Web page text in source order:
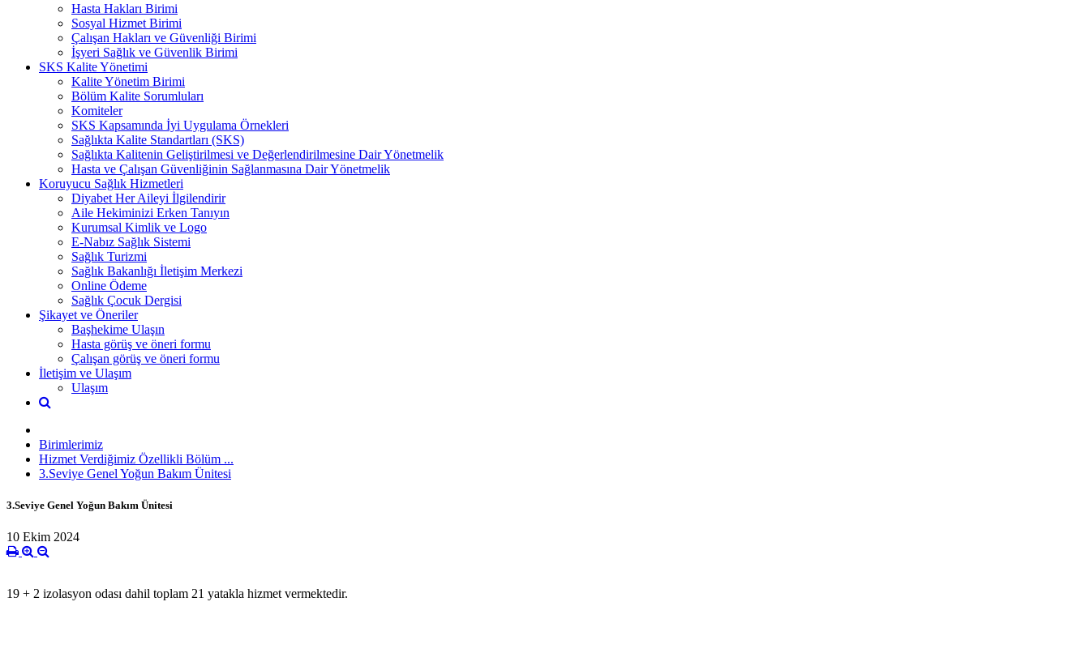
Hasta Hakları Birimi
Sosyal Hizmet Birimi
Çalışan Hakları ve Güvenliği Birimi
İşyeri Sağlık ve Güvenlik Birimi
SKS Kalite Yönetimi
Kalite Yönetim Birimi
Bölüm Kalite Sorumluları
Komiteler
SKS Kapsamında İyi Uygulama Örnekleri
Sağlıkta Kalite Standartları (SKS)
Sağlıkta Kalitenin Geliştirilmesi ve Değerlendirilmesine Dair Yönetmelik
Hasta ve Çalışan Güvenliğinin Sağlanmasına Dair Yönetmelik
Koruyucu Sağlık Hizmetleri
Diyabet Her Aileyi İlgilendirir
Aile Hekiminizi Erken Tanıyın
Kurumsal Kimlik ve Logo
E-Nabız Sağlık Sistemi
Sağlık Turizmi
Sağlık Bakanlığı İletişim Merkezi
Online Ödeme
Sağlık Çocuk Dergisi
Şikayet ve Öneriler
Başhekime Ulaşın
Hasta görüş ve öneri formu
Çalışan görüş ve öneri formu
İletişim ve Ulaşım
Ulaşım
Birimlerimiz
Hizmet Verdiğimiz Özellikli Bölüm ...
3.Seviye Genel Yoğun Bakım Ünitesi
3.Seviye Genel Yoğun Bakım Ünitesi
10 Ekim 2024
19 + 2 izolasyon odası dahil toplam 21 yatakla hizmet vermektedir.